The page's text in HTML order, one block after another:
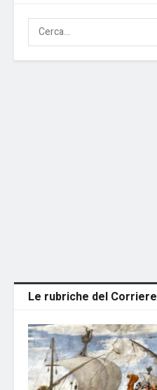
Le rubriche del Corriere